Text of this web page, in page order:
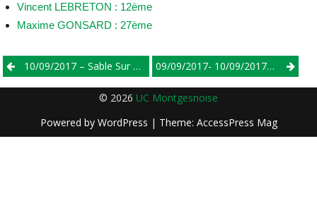
Vincent LEBRETON : 12ème
Maxime GONSARD : 27ème
Post
navigation
10/09/2017 – Sable Sur Sarthe – Cadets 09/09/2017- 10/09/2017 – Tour De L ‘Orne – 2/3/j
© 2026 UC Montgesnoise
Powered by WordPress | Theme: AccessPress Mag